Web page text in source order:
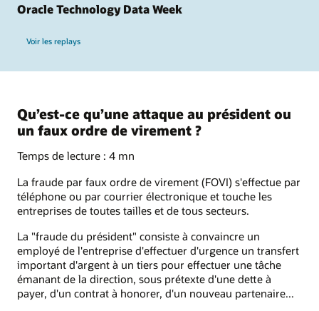
Oracle Technology Data Week
Voir les replays
Qu’est-ce qu’une attaque au président ou
un faux ordre de virement ?
Temps de lecture : 4 mn
La fraude par faux ordre de virement (FOVI) s'effectue par
téléphone ou par courrier électronique et touche les
entreprises de toutes tailles et de tous secteurs.
La "fraude du président" consiste à convaincre un
employé de l'entreprise d'effectuer d'urgence un transfert
important d'argent à un tiers pour effectuer une tâche
émanant de la direction, sous prétexte d'une dette à
payer, d'un contrat à honorer, d'un nouveau partenaire...